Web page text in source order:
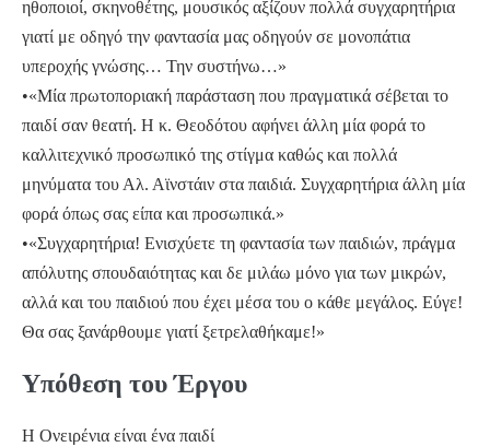
ηθοποιοί, σκηνοθέτης, μουσικός αξίζουν πολλά συγχαρητήρια
γιατί με οδηγό την φαντασία μας οδηγούν σε μονοπάτια
υπεροχής γνώσης… Την συστήνω…»
•«Μία πρωτοποριακή παράσταση που πραγματικά σέβεται το
παιδί σαν θεατή. Η κ. Θεοδότου αφήνει άλλη μία φορά το
καλλιτεχνικό προσωπικό της στίγμα καθώς και πολλά
μηνύματα του Αλ. Αϊνστάιν στα παιδιά. Συγχαρητήρια άλλη μία
φορά όπως σας είπα και προσωπικά.»
•«Συγχαρητήρια! Ενισχύετε τη φαντασία των παιδιών, πράγμα
απόλυτης σπουδαιότητας και δε μιλάω μόνο για των μικρών,
αλλά και του παιδιού που έχει μέσα του ο κάθε μεγάλος. Εύγε!
Θα σας ξανάρθουμε γιατί ξετρελαθήκαμε!»
Υπόθεση του Έργου
Η Ονειρένια είναι ένα παιδί